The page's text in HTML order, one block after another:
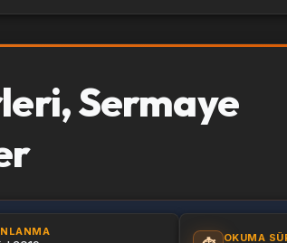
Sermaye
OKUMA